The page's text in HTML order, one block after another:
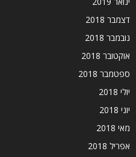
דצמבר 2018
נובמבר 2018
אוקטובר 2018
ספטמבר 2018
יולי 2018
יוני 2018
מאי 2018
אפריל 2018